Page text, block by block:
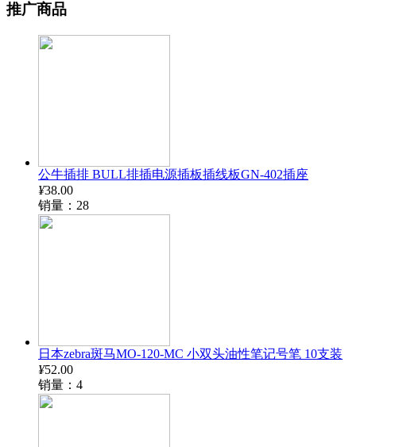
推广商品
公牛插排 BULL排插电源插板插线板GN-402插座
¥38.00
销量：28
日本zebra斑马MO-120-MC 小双头油性笔记号笔 10支装
¥52.00
销量：4